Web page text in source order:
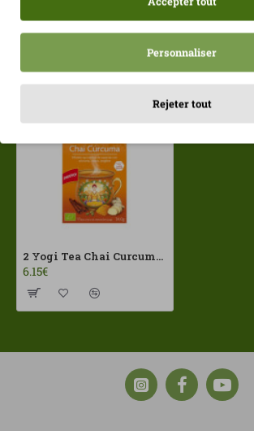
Récemment consulté Les plus vues
2 Yogi Tea Chai Curcuma 17 x 2 g ECO (2 jours et 50 %)
6.15€
Personnaliser
Rejeter tout